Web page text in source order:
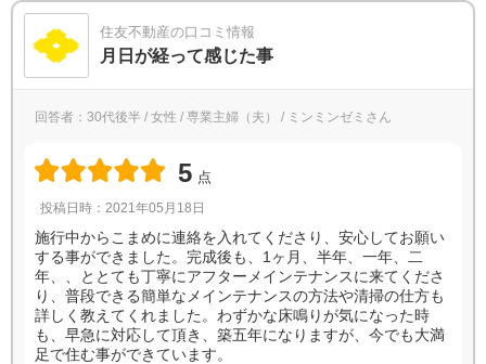
住友不動産の口コミ情報
月日が経って感じた事
回答者：30代後半 / 女性 / 専業主婦（夫） / ミンミンゼミさん
5 点
投稿日時：2021年05月18日
施行中からこまめに連絡を入れてくださり、安心してお願い
する事ができました。完成後も、1ヶ月、半年、一年、二
年、、ととても丁寧にアフターメインテナンスに来てくださ
り、普段できる簡単なメインテナンスの方法や清掃の仕方も
詳しく教えてくれました。わずかな床鳴りが気になった時
も、早急に対応して頂き、築五年になりますが、今でも大満
足で住む事ができています。